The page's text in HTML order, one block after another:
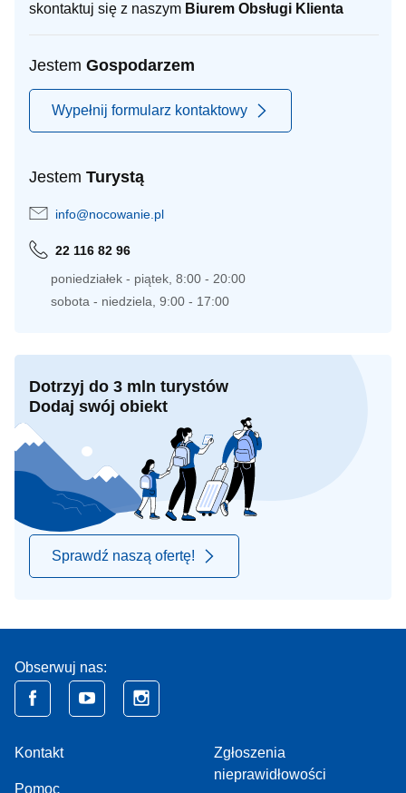
skontaktuj się z naszym Biurem Obsługi Klienta
Jestem Gospodarzem
Wypełnij formularz kontaktowy
Jestem Turystą
info@nocowanie.pl
22 116 82 96
poniedziałek - piątek, 8:00 - 20:00
sobota - niedziela, 9:00 - 17:00
Dotrzyj do 3 mln turystów
Dodaj swój obiekt
Sprawdź naszą ofertę!
Obserwuj nas:
Kontakt
Pomoc
Zgłoszenia
nieprawidłowości